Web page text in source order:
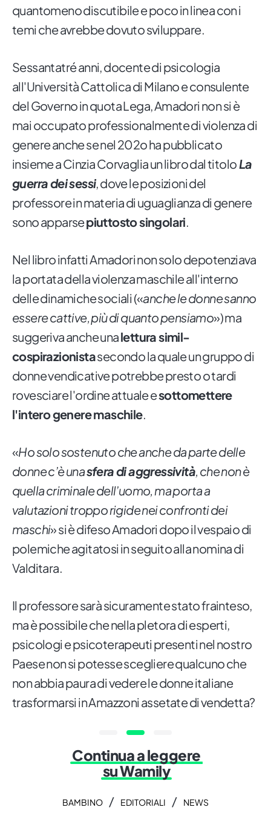
quantomeno discutibile e poco in linea con i
temi che avrebbe dovuto sviluppare.
Sessantatré anni, docente di psicologia
all'Università Cattolica di Milano e consulente
del Governo in quota Lega, Amadori non si è
mai occupato professionalmente di violenza di
genere anche se nel 202o ha pubblicato
insieme a Cinzia Corvaglia un libro dal titoloLa
guerra dei sessi, dove le posizioni del
professore in materia di uguaglianza di genere
sono apparsepiuttosto singolari.
Nel libro infatti Amadori non solo depotenziava
la portata della violenza maschile all'interno
delle dinamiche sociali («anche le donne sanno
essere cattive, più di quanto pensiamo») ma
suggeriva anche unalettura simil-
cospirazionistasecondo la quale un gruppo di
donne vendicative potrebbe presto o tardi
rovesciare l'ordine attuale esottomettere
l'intero genere maschile.
«Ho solo sostenuto che anche da parte delle
donne c’è unasfera di aggressività, che non è
quella criminale dell’uomo, ma porta a
valutazioni troppo rigide nei confronti dei
maschi» si è difeso Amadori dopo il vespaio di
polemiche agitatosi in seguito alla nomina di
Valditara.
Il professore sarà sicuramente stato frainteso,
ma è possibile che nella pletora di esperti,
psicologi e psicoterapeuti presenti nel nostro
Paese non si potesse scegliere qualcuno che
non abbia paura di vedere le donne italiane
trasformarsi in Amazzoni assetate di vendetta?
Continua a leggere
su Wamily
BAMBINO / EDITORIALI / NEWS